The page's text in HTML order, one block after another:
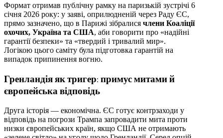
Формат отримав публічну рамку на паризькій зустрічі 6
січня 2026 року: у заяві, оприлюдненій через Раду ЄС,
прямо зазначено, що в Парижі зібралися члени Коаліції
охочих, Україна та США, аби говорити про «надійні
гарантії безпеки» та «твердий і тривалий мир».
Логікою цього саміту була підготовка гарантій на
випадок припинення вогню.
Гренландія як тригер: примус митами й
європейська відповідь
Друга історія — економічна. ЄС готує контрзаходи у
відповідь на погрози Трампа запровадити мита проти
низки європейських країн, якщо США не отримають